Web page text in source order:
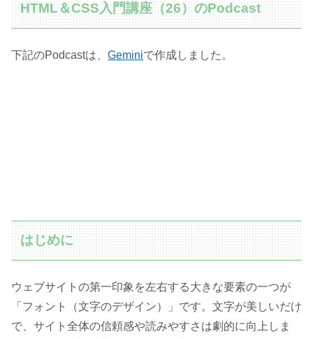
HTML＆CSS入門講座（26）のPodcast
下記のPodcastは、 Geminiで作成しました。
はじめに
ウェブサイトの第一印象を左右する大きな要素の一つが
「フォント（文字のデザイン）」です。文字が美しいだけ
で、サイト全体の信頼感や読みやすさは劇的に向上しま